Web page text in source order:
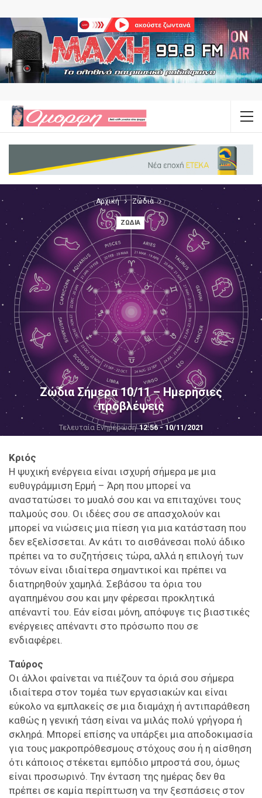
Αρχική Ζώδια
ΖΏΔΙΑ
Ζώδια Σήμερα 10/11 – Ημερήσιες
προβλέψεις
Τελευταία Ενημέρωση12:56 - 10/11/2021
Κριός
Η ψυχική ενέργεια είναι ισχυρή σήμερα με μια
ευθυγράμμιση Ερμή – Άρη που μπορεί να
αναστατώσει το μυαλό σου και να επιταχύνει τους
παλμούς σου. Οι ιδέες σου σε απασχολούν και
μπορεί να νιώσεις μια πίεση για μια κατάσταση που
δεν εξελίσσεται. Αν κάτι το αισθάνεσαι πολύ άδικο
πρέπει να το συζητήσεις τώρα, αλλά η επιλογή των
τόνων είναι ιδιαίτερα σημαντικοί και πρέπει να
διατηρηθούν χαμηλά. Σεβάσου τα όρια του
αγαπημένου σου και μην φέρεσαι προκλητικά
απέναντί του. Εάν είσαι μόνη, απόφυγε τις βιαστικές
ενέργειες απέναντι στο πρόσωπο που σε
ενδιαφέρει.
Ταύρος
Οι άλλοι φαίνεται να πιέζουν τα όριά σου σήμερα
ιδιαίτερα στον τομέα των εργασιακών και είναι
εύκολο να εμπλακείς σε μια διαμάχη ή αντιπαράθεση
καθώς η γενική τάση είναι να μιλάς πολύ γρήγορα ή
σκληρά. Μπορεί επίσης να υπάρξει μια αποδοκιμασία
για τους μακροπρόθεσμους στόχους σου ή η αίσθηση
ότι κάποιος στέκεται εμπόδιο μπροστά σου, όμως
είναι προσωρινό. Την ένταση της ημέρας δεν θα
πρέπει σε καμία περίπτωση να την ξεσπάσεις στον